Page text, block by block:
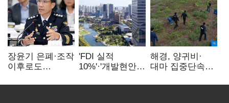
장윤기 은폐·조작
이후로도
내부비위…경찰
'FDI 실적
10%'·'개발현안
인천경제청장
해경, 양귀비·
대마 집중단속…
249명 검거